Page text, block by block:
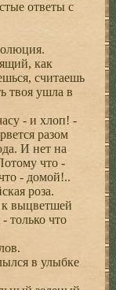
ответы с
как
считаешь
твоя ушла в
- и хлоп! -
разом
И нет на
что -
- домой!..
роза.
выцветшей
только что
в улыбке